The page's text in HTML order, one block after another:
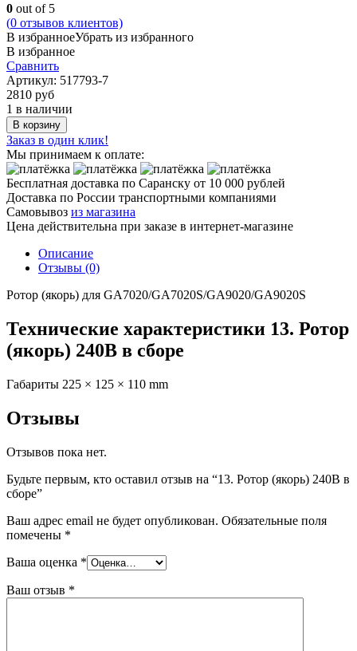
0 out of 5
(0 отзывов клиентов)
В избранноеУбрать из избранного
В избранное
Сравнить
Артикул: 517793-7
2810 руб
1 в наличии
В корзину
Заказ в один клик!
Мы принимаем к оплате:
Бесплатная доставка по Саранску от 10 000 рублей
Доставка по России транспортными компаниями
Самовывоз из магазина
Цена действительна при заказе в интернет-магазине
Описание
Отзывы (0)
Ротор (якорь) для GA7020/GA7020S/GA9020/GA9020S
Технические характеристики 13. Ротор
(якорь) 240В в сборе
Габариты 225 × 125 × 110 mm
Отзывы
Отзывов пока нет.
Будьте первым, кто оставил отзыв на “13. Ротор (якорь) 240В в
сборе”
Ваш адрес email не будет опубликован. Обязательные поля
помечены *
Ваша оценка *
Ваш отзыв *